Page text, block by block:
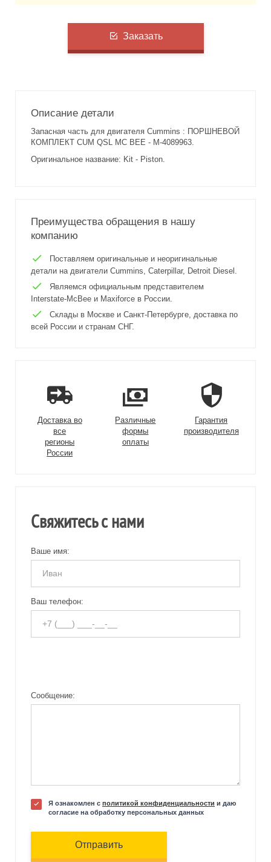
Заказать
Описание детали
Запасная часть для двигателя Cummins : ПОРШНЕВОЙ
КОМПЛЕКТ CUM QSL MC BEE - M-4089963.
Оригинальное название: Kit - Piston.
Преимущества обращения в нашу
компанию
Поставляем оригинальные и неоригинальные
детали на двигатели Cummins, Caterpillar, Detroit Diesel.
Являемся официальным представителем
Interstate-McBee и Maxiforce в России.
Склады в Москве и Санкт-Петербурге, доставка по
всей России и странам СНГ.
Доставка во
все
регионы
России
Различные
формы
оплаты
Гарантия
производителя
Свяжитесь с нами
Ваше имя:
Ваш телефон:
Сообщение:
Я ознакомлен с политикой конфиденциальности и даю
согласие на обработку персональных данных
Отправить